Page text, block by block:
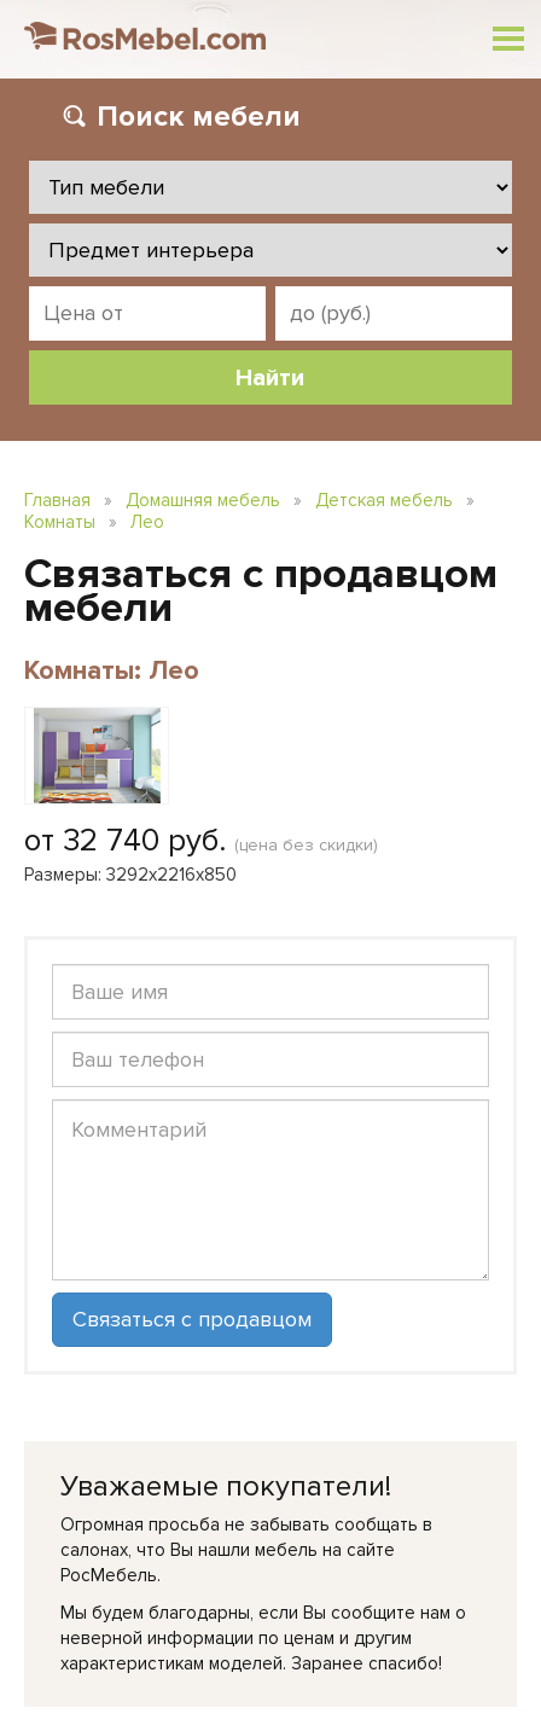
Поиск мебели
Главная » Домашняя мебель » Детская мебель
»
Комнаты
» Лео
Связаться с продавцом
мебели
Комнаты: Лео
от 32 740 руб. (цена без скидки)
Размеры: 3292x2216x850
Уважаемые покупатели!
Огромная просьба не забывать сообщать в
салонах, что Вы нашли мебель на сайте
РосМебель.
Мы будем благодарны, если Вы сообщите нам о
неверной информации по ценам и другим
характеристикам моделей. Заранее спасибо!